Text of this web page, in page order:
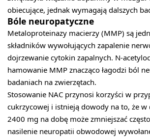
obiecujące, jednak wymagają dalszych
Bóle neuropatyczne
Metaloproteinazy macierzy (MMP) są
składników wywołujących zapalenie
dojrzewanie cytokin zapalnych. N-
hamowanie MMP znacząco łagodzi ból
badaniach na zwierzętach.
Stosowanie NAC przynosi korzyści w
cukrzycowej i istnieją dowody na to, że w
2400 mg na dobę może zmniejszać
nasilenie neuropatii obwodowej